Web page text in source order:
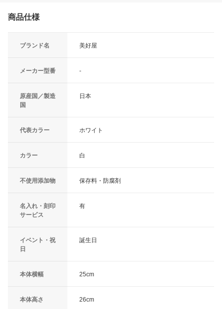
商品仕様
ブランド名 美好屋
メーカー型番 -
原産国／製造
国
日本
代表カラー ホワイト
カラー 白
不使用添加物 保存料・防腐剤
名入れ・刻印
サービス
有
イベント・祝
日
誕生日
本体横幅 25cm
本体高さ 26cm